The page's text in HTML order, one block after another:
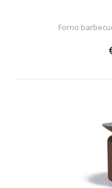
Forno